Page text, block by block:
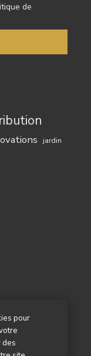
pour
des
de
jardin